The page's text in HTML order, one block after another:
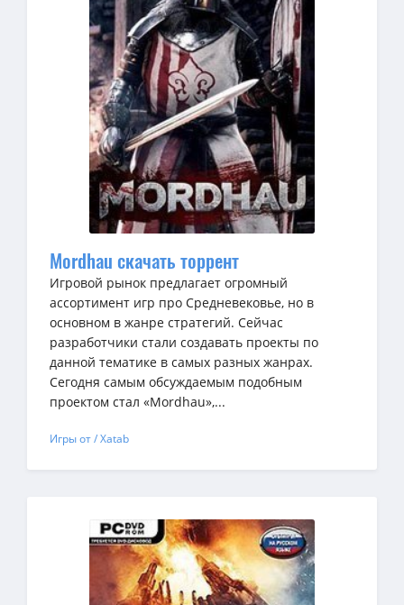
Mordhau скачать торрент
Игровой рынок предлагает огромный
ассортимент игр про Средневековье, но в
основном в жанре стратегий. Сейчас
разработчики стали создавать проекты по
данной тематике в самых разных жанрах.
Сегодня самым обсуждаемым подобным
проектом стал «Mordhau»,...
Игры от / Xatab